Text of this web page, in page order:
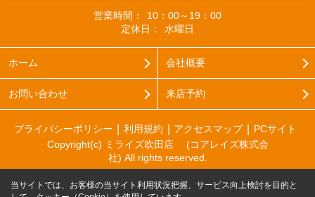
営業時間：
10：00～19：00
定休日：
水曜日
ホーム 会社概要
お問い合わせ 来店予約
プライバシーポリシー 利用規約 アクセスマップ
PCサイト
Copyright(c) ミライズ吹田店 (コアレイズ株式会
社) All rights reserved.
当サイトでは、お客様の当サイト利用状況把握、サービス向上検討を目的と